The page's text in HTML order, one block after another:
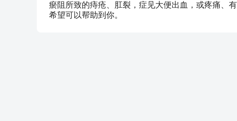
瘀阻所致的痔疮、肛裂，症见大便出血，或疼痛、
希望可以帮助到你。